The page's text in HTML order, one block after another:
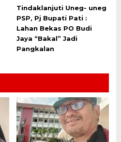
Tindaklanjuti Uneg- uneg
PSP, Pj Bupati Pati :
Lahan Bekas PO Budi
Jaya “Bakal” Jadi
Pangkalan